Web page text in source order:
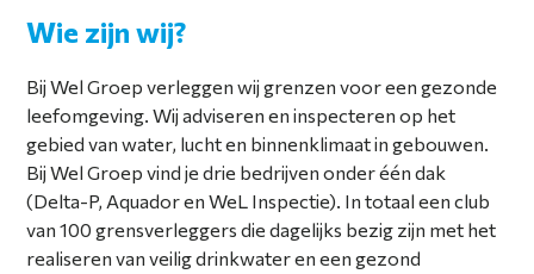
Wie zijn wij?
Bij Wel Groep verleggen wij grenzen voor een gezonde
leefomgeving. Wij adviseren en inspecteren op het
gebied van water, lucht en binnenklimaat in gebouwen.
Bij Wel Groep vind je drie bedrijven onder één dak
(Delta-P, Aquador en WeL Inspectie). In totaal een club
van 100 grensverleggers die dagelijks bezig zijn met het
realiseren van veilig drinkwater en een gezond